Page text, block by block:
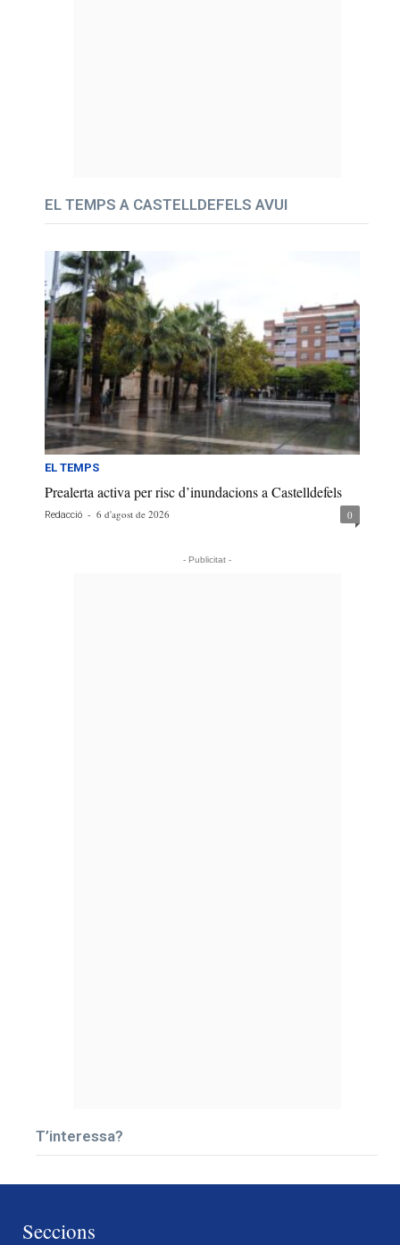
EL TEMPS A CASTELLDEFELS AVUI
EL TEMPS
Prealerta activa per risc d’inundacions a Castelldefels
Redacció - 6 d'agost de 2026 0
- Publicitat -
T’interessa?
Seccions